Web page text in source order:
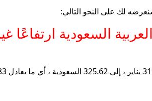
لك على النحو التالي:
السعودية